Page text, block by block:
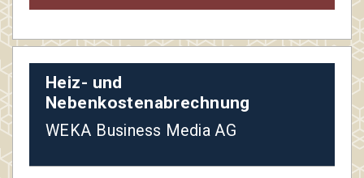
Heiz- und
Nebenkostenabrechnung
WEKA Business Media AG